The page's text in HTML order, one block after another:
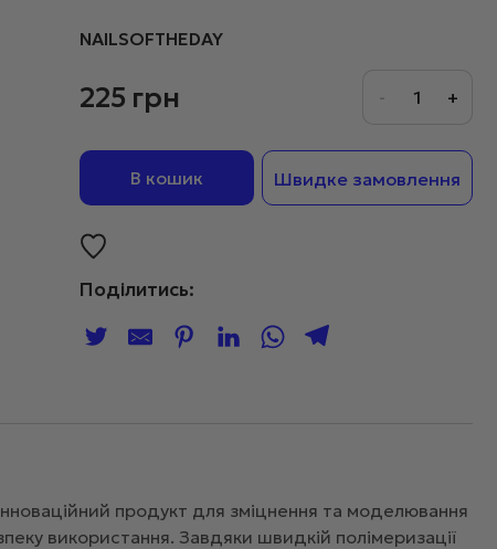
NAILSOFTHEDAY
225 грн
В кошик Швидке замовлення
Поділитись:
продукт для зміцнення та моделювання
використання. Завдяки швидкій полімеризації